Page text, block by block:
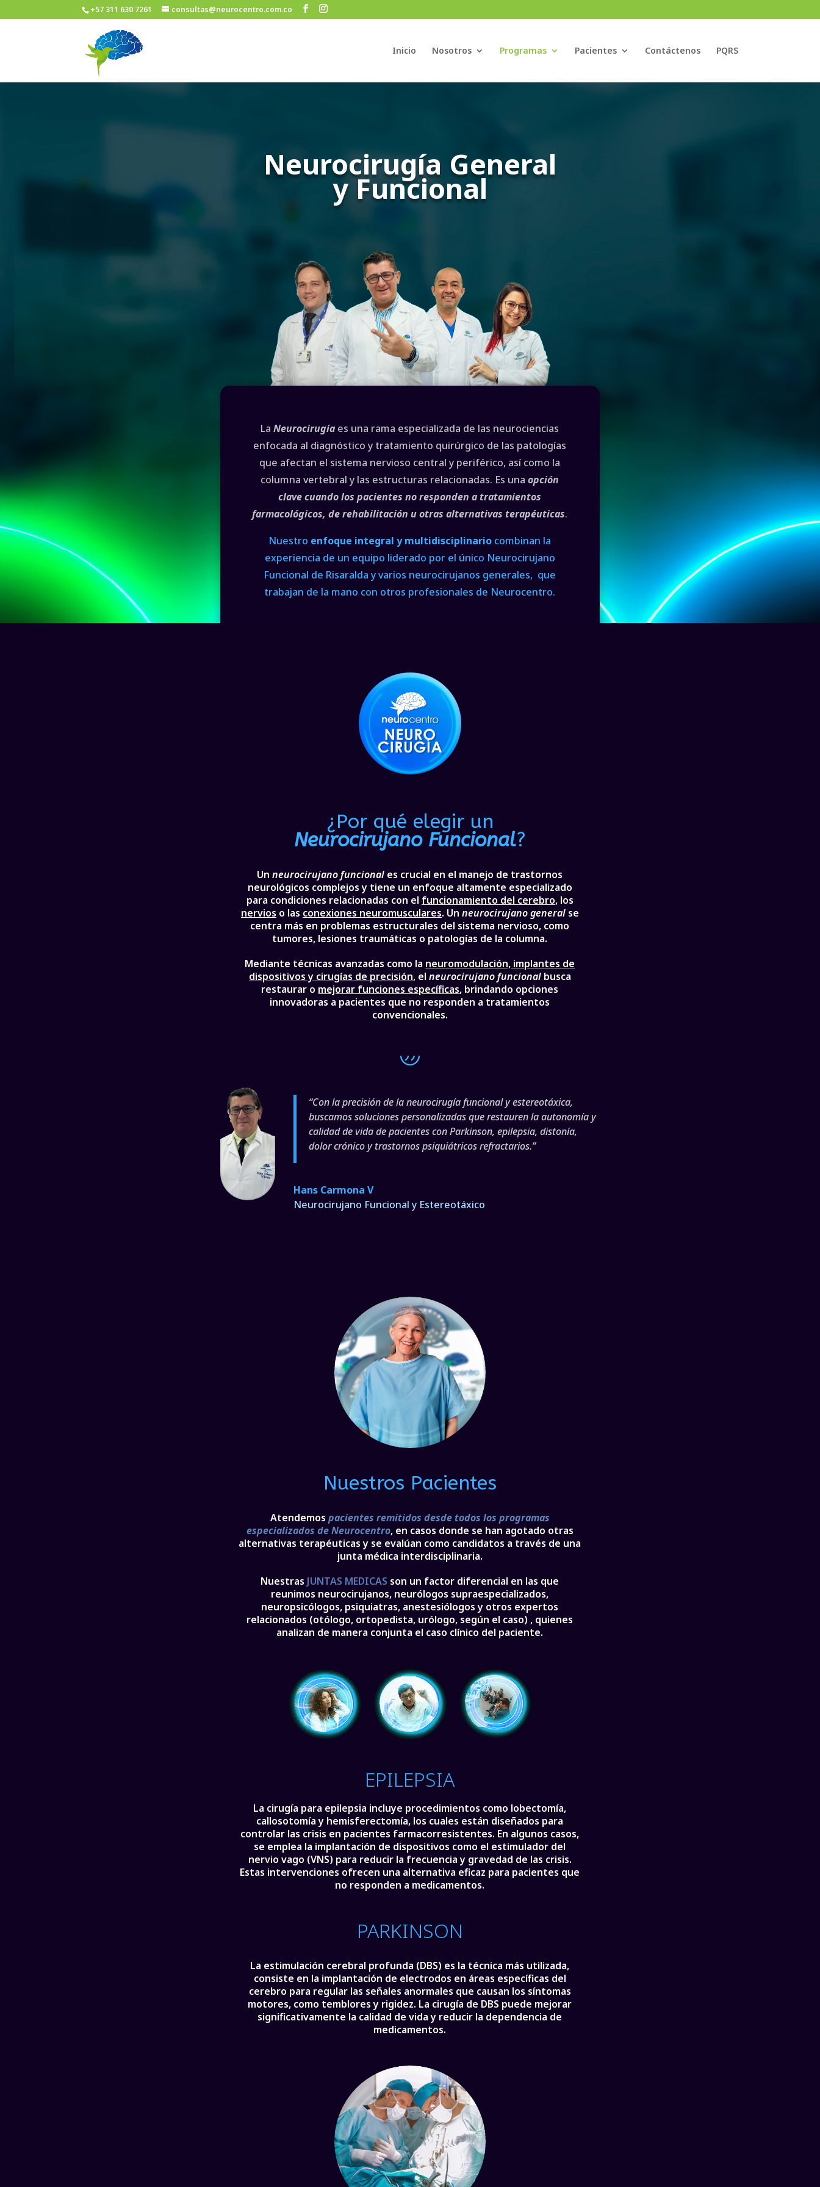
+57 311 630 7261 consultas@neurocentro.com.co
Inicio Nosotros Programas Pacientes Contáctenos PQRS
Neurocirugía General
y Funcional
LaNeurocirugíaes una rama especializada de las neurociencias
enfocada al diagnóstico y tratamiento quirúrgico de las patologías
que afectan el sistema nervioso central y periférico, así como la
columna vertebral y las estructuras relacionadas. Es unaopción
clave cuando los pacientes no responden a tratamientos
farmacológicos, de rehabilitación u otras alternativas terapéuticas.
Nuestro enfoque integral y multidisciplinario combinan la
experiencia de un equipo liderado por el único Neurocirujano
Funcional de Risaralda y varios neurocirujanos generales, que
trabajan de la mano con otros profesionales de Neurocentro.
¿Por qué elegir un
Neurocirujano Funcional?
Unneurocirujano funcional es crucial en el manejo de trastornos
neurológicos complejos y tiene un enfoque altamente especializado
para condiciones relacionadas con el funcionamiento del cerebro, los
nervios o las conexiones neuromusculares. Un neurocirujano generalse
centra más en problemas estructurales del sistema nervioso, como
tumores, lesiones traumáticas o patologías de la columna.
Mediante técnicas avanzadas como la neuromodulación, implantes de
dispositivos y cirugías de precisión, el neurocirujano funcionalbusca
restaurar o mejorar funciones específicas, brindando opciones
innovadoras a pacientes que no responden a tratamientos
convencionales.
“Con la precisión de la neurocirugía funcional y estereotáxica,
buscamos soluciones personalizadas que restauren la autonomía y
calidad de vida de pacientes conParkinson, epilepsia, distonía,
dolor crónico y trastornos psiquiátricos refractarios.”
Hans Carmona V
Neurocirujano Funcional y Estereotáxico
Nuestros Pacientes
Atendemos pacientes remitidos desde todos los programas
especializados de Neurocentro, en casos donde se han agotado otras
alternativas terapéuticas y se evalúan como candidatos a través de una
junta médica interdisciplinaria.
Nuestras JUNTAS MEDICAS son un factor diferencial en las que
reunimos neurocirujanos, neurólogos supraespecializados,
neuropsicólogos, psiquiatras, anestesiólogos y otros expertos
relacionados (otólogo, ortopedista, urólogo, según el caso) , quienes
analizan de manera conjunta el caso clínico del paciente.
EPILEPSIA
La cirugía para epilepsia incluye procedimientos como lobectomía,
callosotomía y hemisferectomía, los cuales están diseñados para
controlar las crisis en pacientes farmacorresistentes. En algunos casos,
se emplea la implantación de dispositivos como el estimulador del
nervio vago (VNS) para reducir la frecuencia y gravedad de las crisis.
Estas intervenciones ofrecen una alternativa eficaz para pacientes que
no responden a medicamentos.
PARKINSON
La estimulación cerebral profunda (DBS) es la técnica más utilizada,
consiste en la implantación de electrodos en áreas específicas del
cerebro para regular las señales anormales que causan los síntomas
motores, como temblores y rigidez. La cirugía de DBS puede mejorar
significativamente la calidad de vida y reducir la dependencia de
medicamentos.